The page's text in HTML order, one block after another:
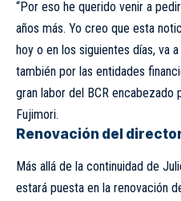
“Por eso he querido venir a
años más. Yo creo que esta
hoy o en los siguientes días, va
también por las entidades
gran labor del BCR encabezado
Fujimori.
Renovación del
Más allá de la continuidad de
estará puesta en la renovación